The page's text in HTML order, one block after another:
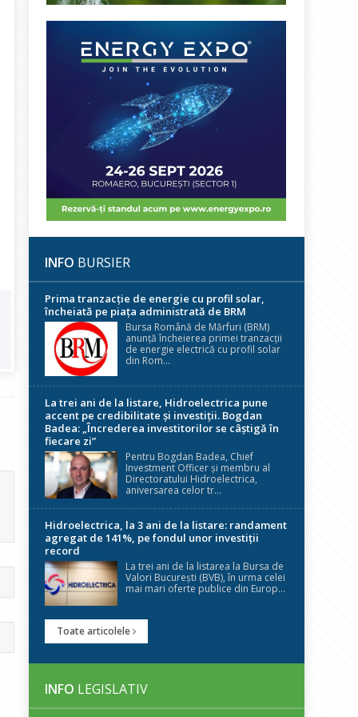
INFO BURSIER
Prima tranzacție de energie cu profil solar,
încheiată pe piața administrată de BRM
Bursa Română de Mărfuri (BRM)
anunță încheierea primei tranzacții
de energie electrică cu profil solar
din Rom...
La trei ani de la listare, Hidroelectrica pune
accent pe credibilitate și investiții. Bogdan
Badea: „Încrederea investitorilor se câștigă în
fiecare zi”
Pentru Bogdan Badea, Chief
Investment Officer și membru al
Directoratului Hidroelectrica,
aniversarea celor tr...
Hidroelectrica, la 3 ani de la listare: randament
agregat de 141%, pe fondul unor investiții
record
La trei ani de la listarea la Bursa de
Valori București (BVB), în urma celei
mai mari oferte publice din Europ...
Toate articolele
INFO LEGISLATIV